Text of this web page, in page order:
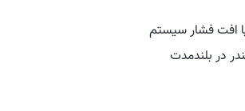
افت فشار سیستم
در بلندمدت